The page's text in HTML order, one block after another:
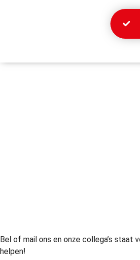
Bel of mail ons en onze collega’s staat
helpen!